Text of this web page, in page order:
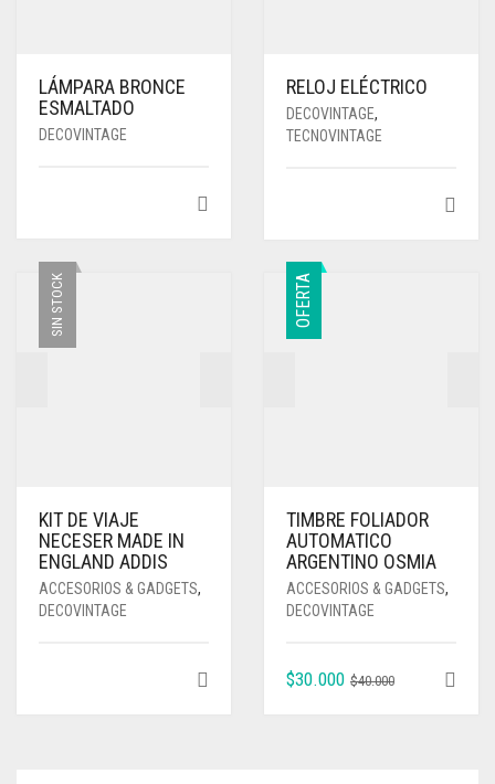
LÁMPARA BRONCE
ESMALTADO
DECOVINTAGE
RELOJ ELÉCTRICO
DECOVINTAGE,
TECNOVINTAGE
SIN STOCK
KIT DE VIAJE
NECESER MADE IN
ENGLAND ADDIS
ACCESORIOS & GADGETS,
DECOVINTAGE
OFERTA
TIMBRE FOLIADOR
AUTOMATICO
ARGENTINO OSMIA
ACCESORIOS & GADGETS,
DECOVINTAGE
$40.000EL
$30.000
EL